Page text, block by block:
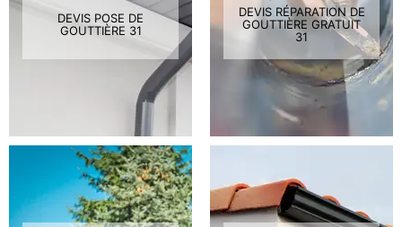
DEVIS POSE DE
GOUTTIÈRE 31
DEVIS RÉPARATION DE
GOUTTIÈRE GRATUIT
31